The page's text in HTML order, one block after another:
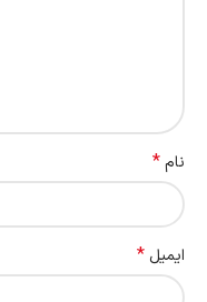
نام*
ایمیل *